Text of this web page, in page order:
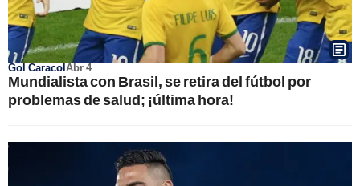
Gol CaracolAbr 4
Mundialista con Brasil, se retira del fútbol por
problemas de salud; ¡última hora!